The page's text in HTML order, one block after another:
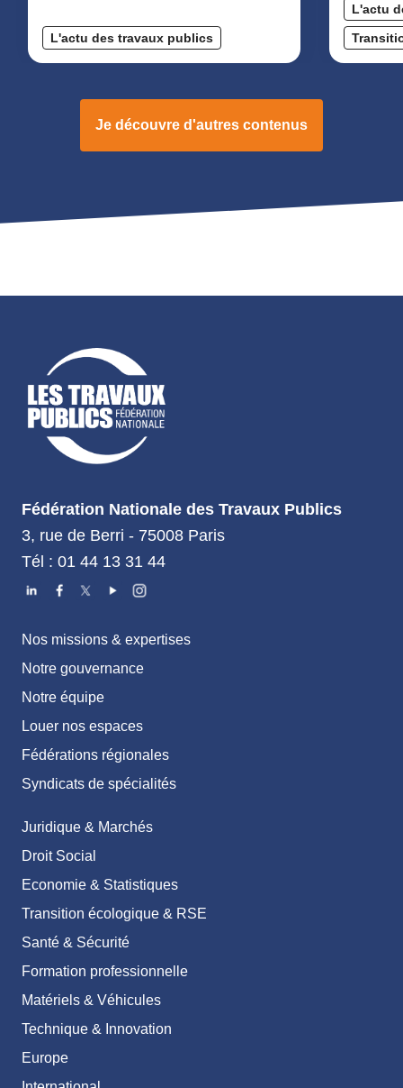
L'actu des travaux publics
L'actu
Je découvre d'autres contenus
Fédération Nationale des Travaux Publics
3, rue de Berri - 75008 Paris
Tél : 01 44 13 31 44
Nos missions & expertises
Notre gouvernance
Notre équipe
Louer nos espaces
Fédérations régionales
Syndicats de spécialités
Juridique & Marchés
Droit Social
Economie & Statistiques
Transition écologique & RSE
Santé & Sécurité
Formation professionnelle
Matériels & Véhicules
Technique & Innovation
Europe